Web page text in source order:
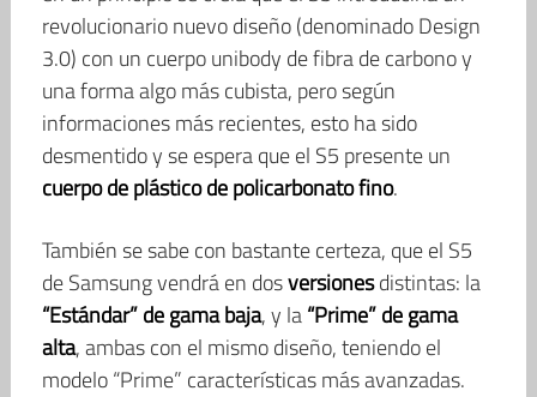
revolucionario nuevo diseño (denominado Design
3.0) con un cuerpo unibody de fibra de carbono y
una forma algo más cubista, pero según
informaciones más recientes, esto ha sido
desmentido y se espera que el S5 presente un
cuerpo de plástico de policarbonato fino.
También se sabe con bastante certeza, que el S5
de Samsung vendrá en dosversionesdistintas: la
“Estándar” de gama baja, y la“Prime” de gama
alta, ambas con el mismo diseño, teniendo el
modelo “Prime” características más avanzadas.